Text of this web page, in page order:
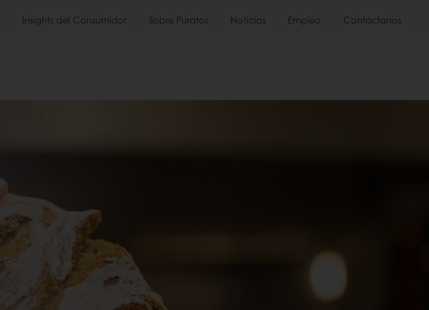
Insights del Consumidor Sobre Puratos Noticias Empleo Contáctanos